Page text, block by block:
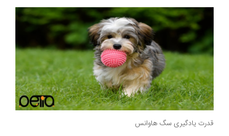
قدرت یادگیری سگ هاوانس